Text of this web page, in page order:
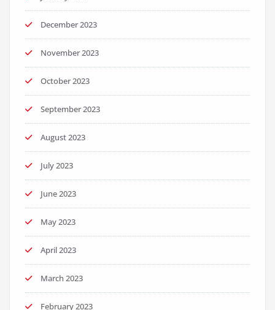
December 2023
November 2023
October 2023
September 2023
August 2023
July 2023
June 2023
May 2023
April 2023
March 2023
February 2023